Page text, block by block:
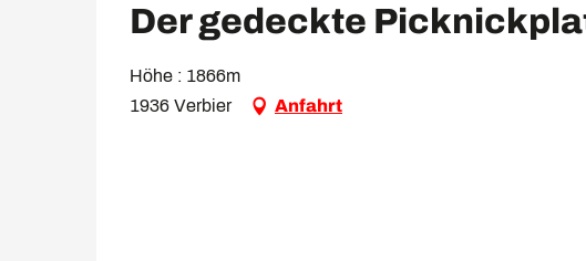
Der gedeckte
Höhe : 1866m
1936 Verbier
Anfahrt